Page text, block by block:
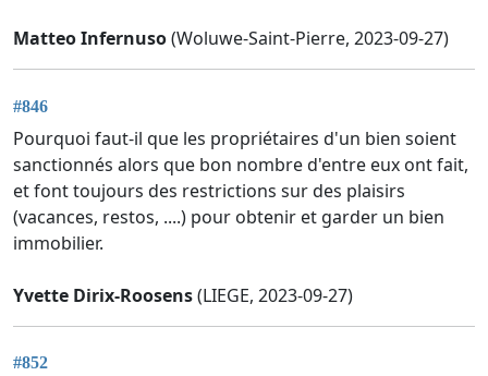
Matteo Infernuso(Woluwe-Saint-Pierre, 2023-09-27)
#846
Pourquoi faut-il que les propriétaires d'un bien soient
sanctionnés alors que bon nombre d'entre eux ont fait,
et font toujours des restrictions sur des plaisirs
(vacances, restos, ....) pour obtenir et garder un bien
immobilier.
Yvette Dirix-Roosens(LIEGE, 2023-09-27)
#852